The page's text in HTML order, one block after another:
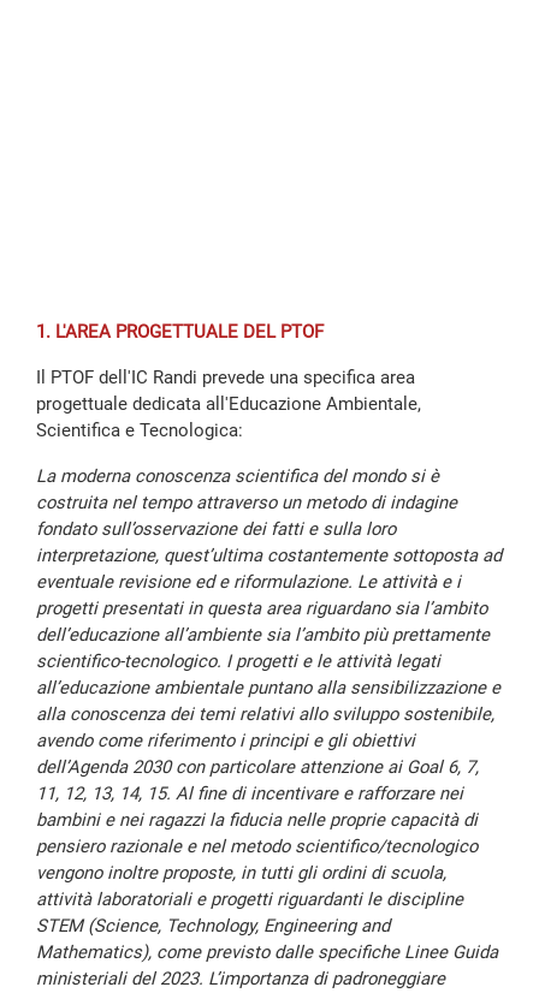
1. L'AREA PROGETTUALE DEL PTOF
Il PTOF dell'IC Randi prevede una specifica area
progettuale dedicata all'Educazione Ambientale,
Scientifica e Tecnologica:
La moderna conoscenza scientifica del mondo si è
costruita nel tempo attraverso un metodo di indagine
fondato sull’osservazione dei fatti e sulla loro
interpretazione, quest’ultima costantemente sottoposta ad
eventuale revisione ed e riformulazione. Le attività e i
progetti presentati in questa area riguardano sia l’ambito
dell’educazione all’ambiente sia l’ambito più prettamente
scientifico-tecnologico. I progetti e le attività legati
all’educazione ambientale puntano alla sensibilizzazione e
alla conoscenza dei temi relativi allo sviluppo sostenibile,
avendo come riferimento i principi e gli obiettivi
dell’Agenda 2030 con particolare attenzione ai Goal 6, 7,
11, 12, 13, 14, 15. Al fine di incentivare e rafforzare nei
bambini e nei ragazzi la fiducia nelle proprie capacità di
pensiero razionale e nel metodo scientifico/tecnologico
vengono inoltre proposte, in tutti gli ordini di scuola,
attività laboratoriali e progetti riguardanti le discipline
STEM (Science, Technology, Engineering and
Mathematics), come previsto dalle specifiche Linee Guida
ministeriali del 2023. L’importanza di padroneggiare